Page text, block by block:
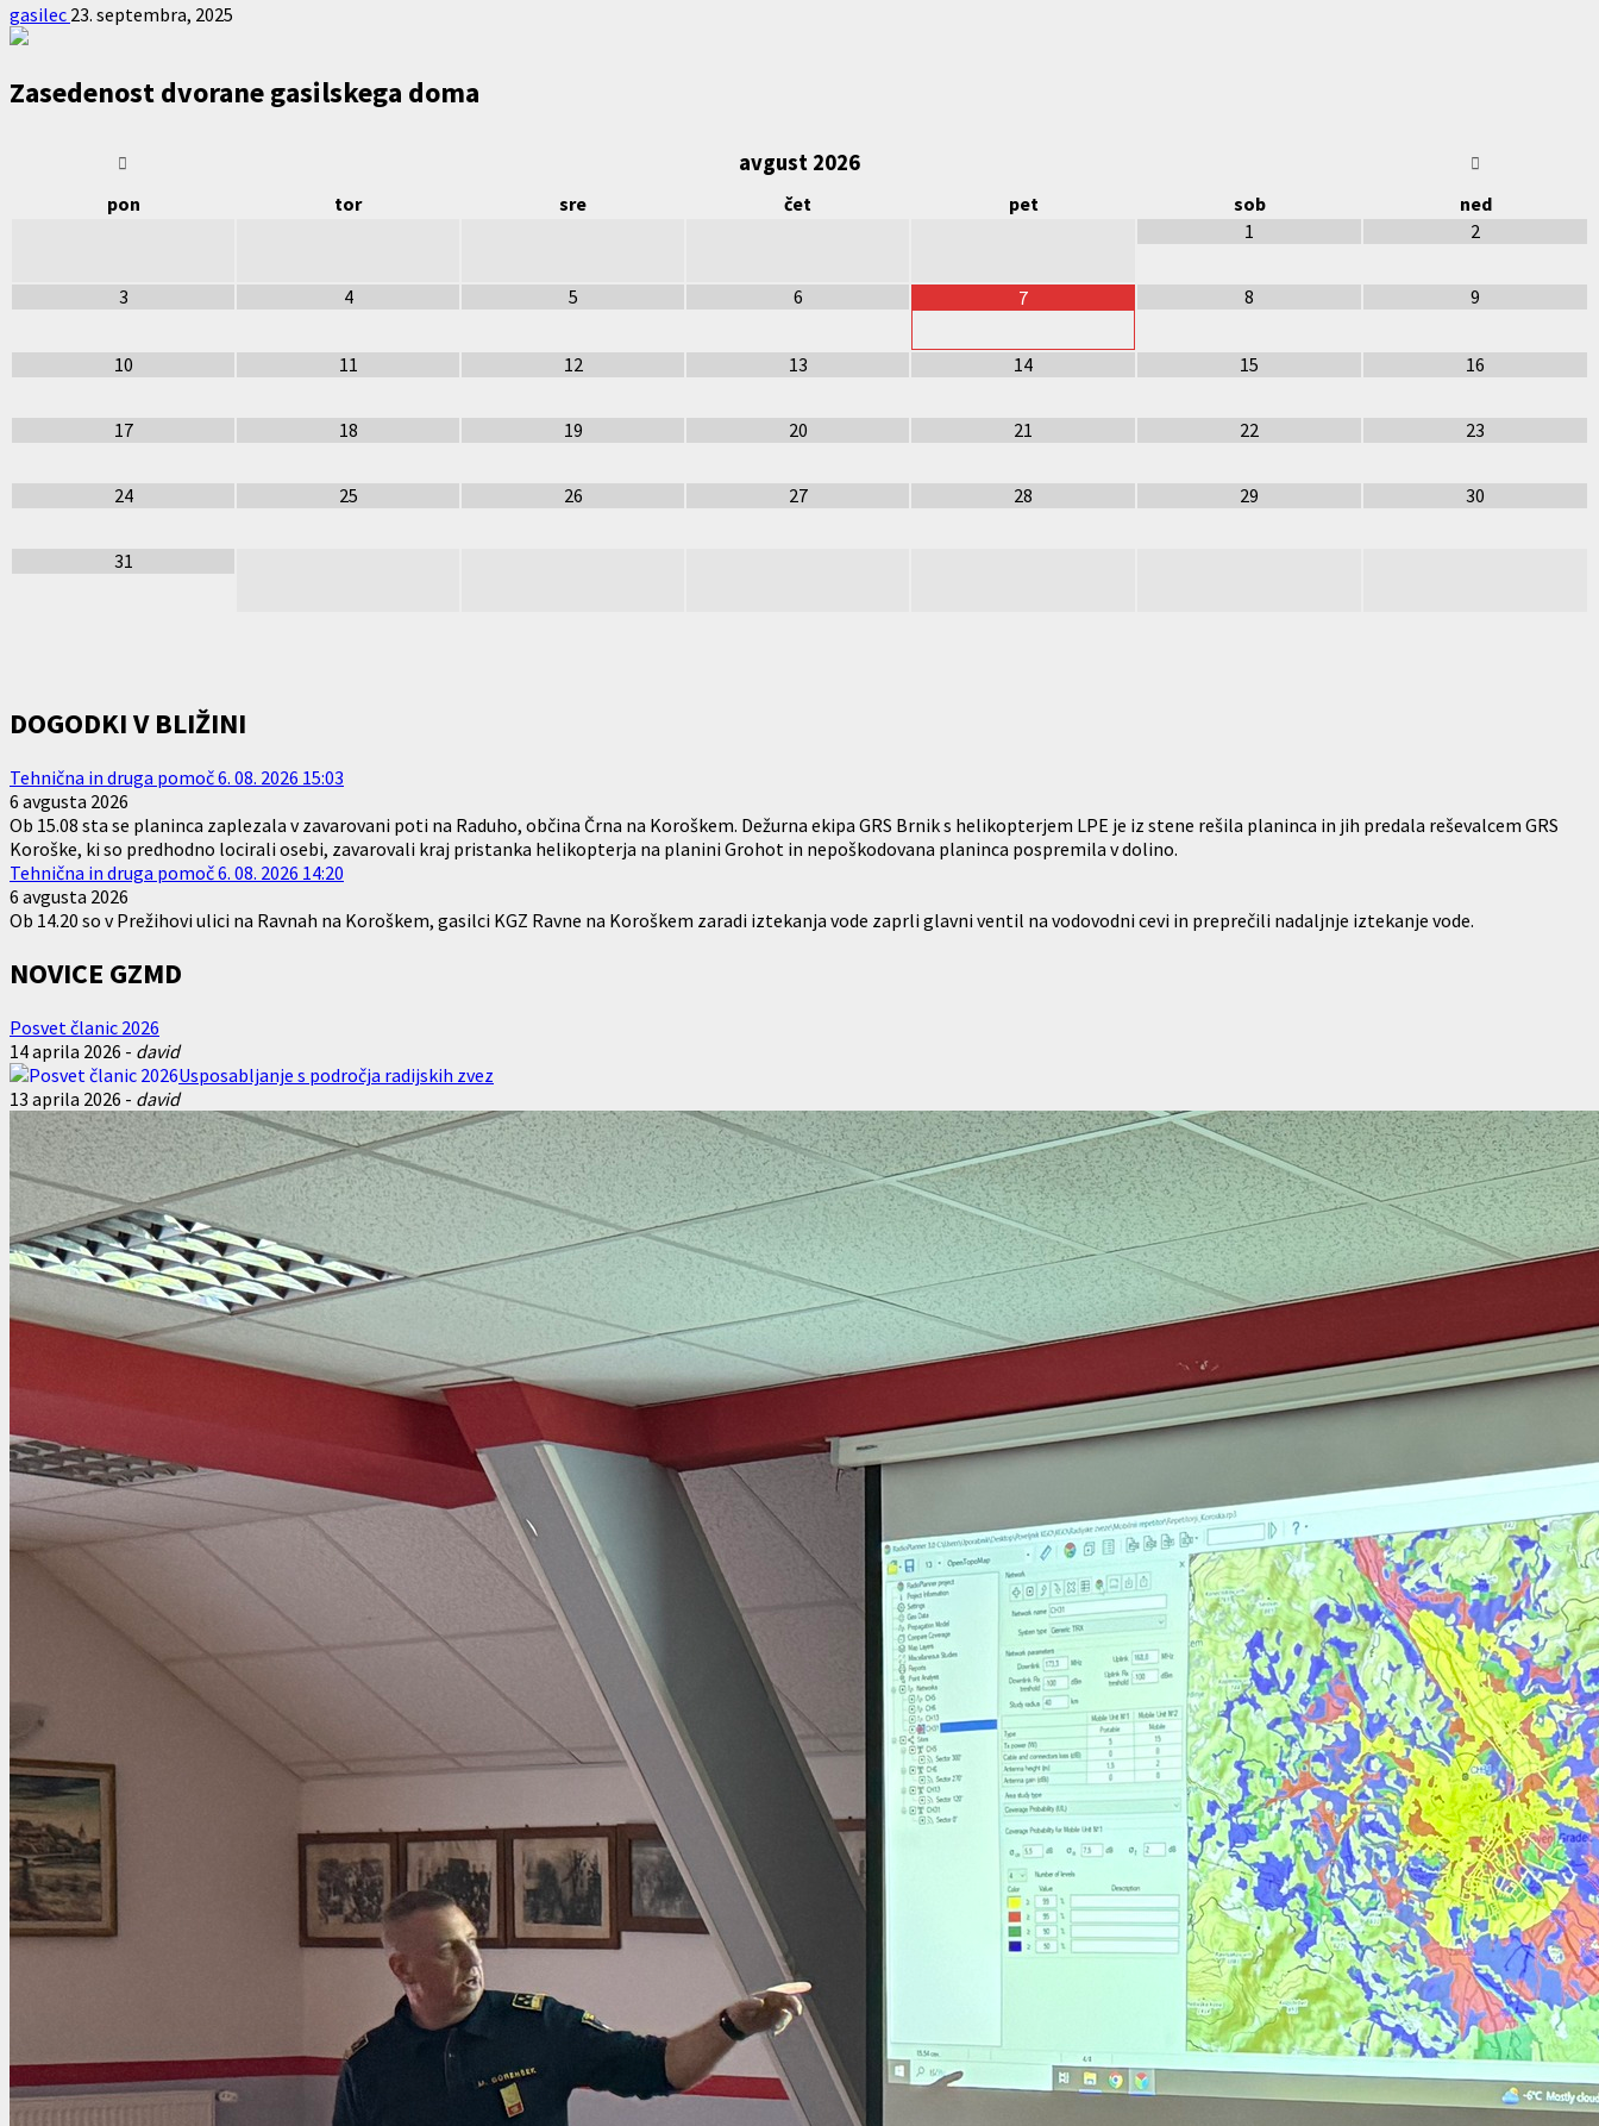
gasilec 23. septembra, 2025
Zasedenost dvorane gasilskega doma
avgust 2026
pon tor sre čet pet sob
ned
1
2
3 4 5 6 7 8 9
10 11 12 13 14 15 16
17 18 19 20 21 22 23
24 25 26 27 28 29 30
31
DOGODKI V BLIŽINI
Tehnična in druga pomoč 6. 08. 2026 15:03
6 avgusta 2026
Ob 15.08 sta se planinca zaplezala v zavarovani poti na Raduho, občina Črna na Koroškem. Dežurna ekipa GRS Brnik s helikopterjem LPE je iz stene rešila planinca in jih predala reševalcem GRS
Koroške, ki so predhodno locirali osebi, zavarovali kraj pristanka helikopterja na planini Grohot in nepoškodovana planinca pospremila v dolino.
Tehnična in druga pomoč 6. 08. 2026 14:20
6 avgusta 2026
Ob 14.20 so v Prežihovi ulici na Ravnah na Koroškem, gasilci KGZ Ravne na Koroškem zaradi iztekanja vode zaprli glavni ventil na vodovodni cevi in preprečili nadaljnje iztekanje vode.
NOVICE GZMD
Posvet članic 2026
14 aprila 2026 - david
Usposabljanje s področja radijskih zvez
13 aprila 2026 - david